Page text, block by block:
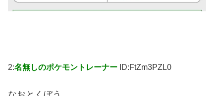
2:名無しのポケモントレーナー ID:FtZm3PZL0